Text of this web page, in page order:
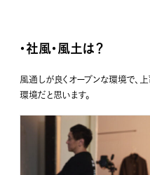
・社風・風土は？
風通しが良くオープンな環境で、
環境だと思います。